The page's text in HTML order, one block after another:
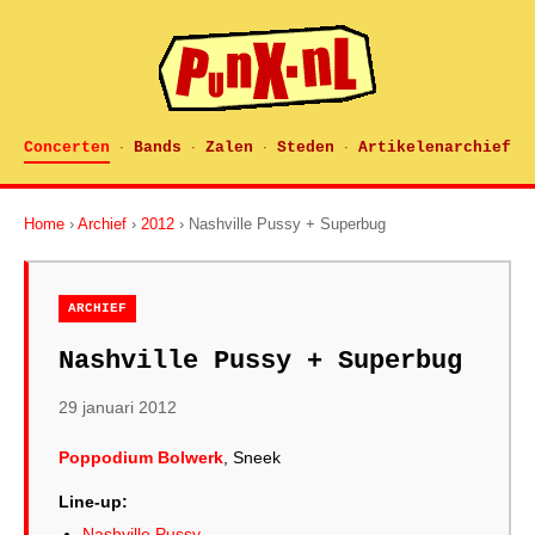
Concerten · Bands · Zalen · Steden · Artikelenarchief
Home › Archief › 2012 › Nashville Pussy + Superbug
ARCHIEF
Nashville Pussy + Superbug
29 januari 2012
Poppodium Bolwerk , Sneek
Line-up: